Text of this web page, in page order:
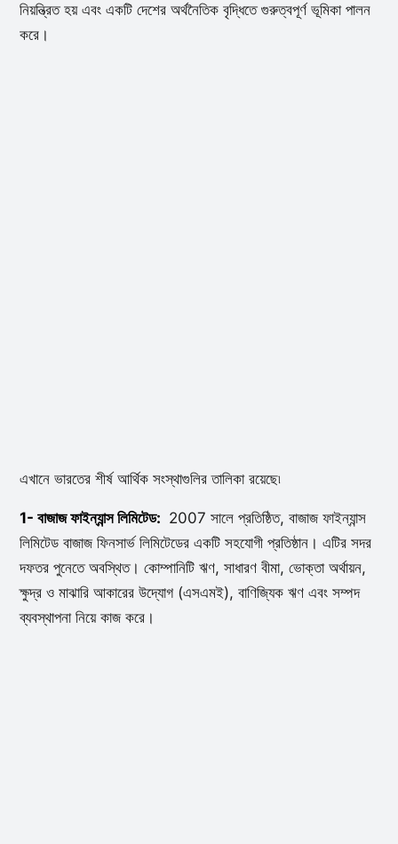
নিয়ন্ত্রিত হয় এবং একটি দেশের অর্থনৈতিক বৃদ্ধিতে গুরুত্বপূর্ণ ভূমিকা পালন
করে।
এখানে ভারতের শীর্ষ আর্থিক সংস্থাগুলির তালিকা রয়েছে৷
1- বাজাজ ফাইন্যান্স লিমিটেড: 2007 সালে প্রতিষ্ঠিত, বাজাজ ফাইন্যান্স
লিমিটেড বাজাজ ফিনসার্ভ লিমিটেডের একটি সহযোগী প্রতিষ্ঠান। এটির সদর
দফতর পুনেতে অবস্থিত। কোম্পানিটি ঋণ, সাধারণ বীমা, ভোক্তা অর্থায়ন,
ক্ষুদ্র ও মাঝারি আকারের উদ্যোগ (এসএমই), বাণিজ্যিক ঋণ এবং সম্পদ
ব্যবস্থাপনা নিয়ে কাজ করে।